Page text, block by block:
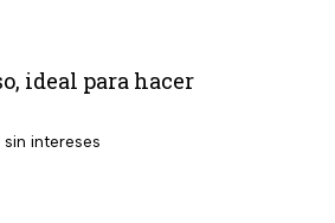
ideal para hacer
intereses